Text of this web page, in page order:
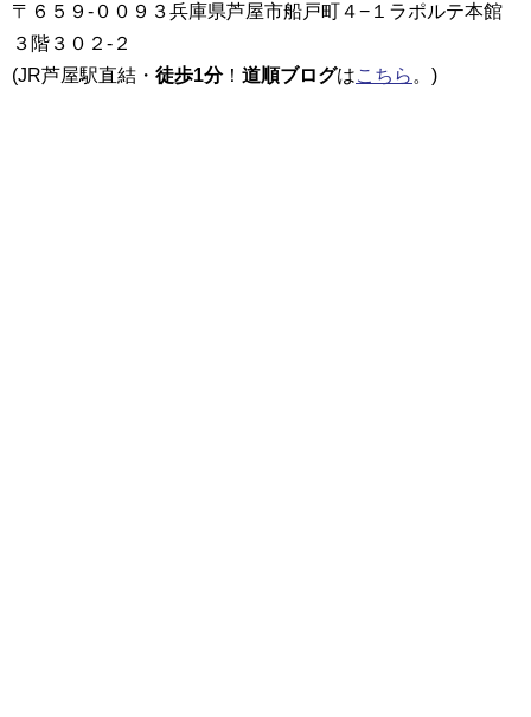
〒６５９-００９３兵庫県芦屋市船戸町４−１ラポルテ本館
３階３０２-２
(JR芦屋駅直結・ 徒歩1分！ 道順ブログはこちら 。)